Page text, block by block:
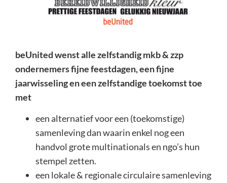
beUnited wenst alle zelfstandig mkb & zzp
ondernemers fijne feestdagen, een fijne
jaarwisseling en een zelfstandige toekomst toe
met
een alternatief voor een (toekomstige)
samenleving dan waarin enkel nog een
handvol grote multinationals en ngo’s hun
stempel zetten.
een lokale & regionale circulaire samenleving